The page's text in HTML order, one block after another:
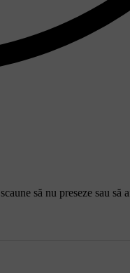
să nu preseze sau să